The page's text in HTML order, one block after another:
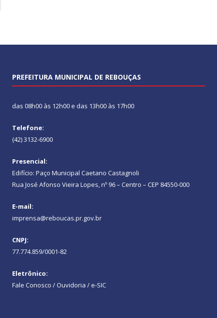
PREFEITURA MUNICIPAL DE REBOUÇAS
das 08h00 às 12h00 e das 13h00 às 17h00
Telefone:
(42) 3132-6900
Presencial:
Edifício: Paço Municipal Caetano Castagnoli
Rua José Afonso Vieira Lopes, nº 96 – Centro – CEP 84550-000
E-mail:
imprensa@reboucas.pr.gov.br
CNPJ:
77.774.859/0001-82
Eletrônico:
Fale Conosco / Ouvidoria / e-SIC